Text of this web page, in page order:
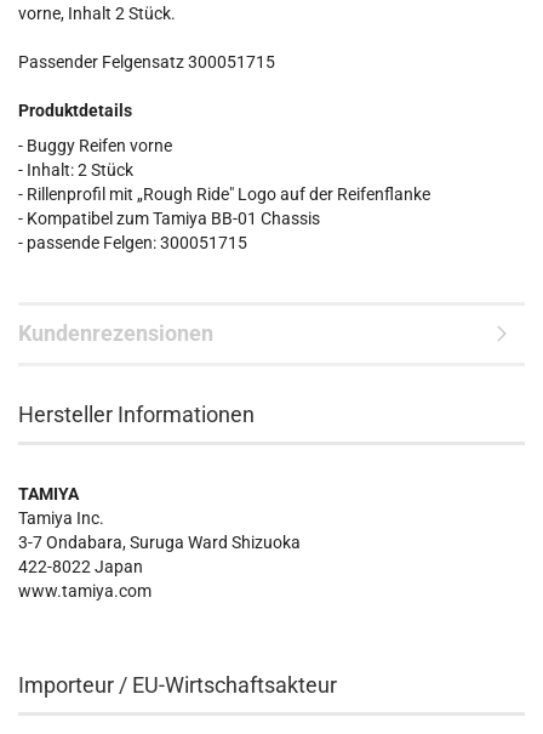
vorne, Inhalt 2 Stück.
Passender Felgensatz 300051715
Produktdetails
- Buggy Reifen vorne
- Inhalt: 2 Stück
- Rillenprofil mit „Rough Ride" Logo auf der Reifenflanke
- Kompatibel zum Tamiya BB-01 Chassis
- passende Felgen: 300051715
Kundenrezensionen
Hersteller Informationen
TAMIYA
Tamiya Inc.
3-7 Ondabara, Suruga Ward Shizuoka
422-8022 Japan
www.tamiya.com
Importeur / EU-Wirtschaftsakteur